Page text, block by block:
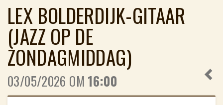
LEX BOLDERDIJK-GITAAR
(JAZZ OP DE
ZONDAGMIDDAG)
03/05/2026 OM 16:00